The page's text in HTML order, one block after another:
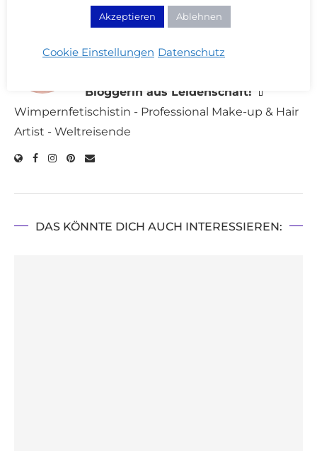
Bloggerin aus Leidenschaft! 💄
Wimpernfetischistin - Professional Make-up & Hair
Artist - Weltreisende
DAS KÖNNTE DICH AUCH INTERESSIEREN:
Akzeptieren Ablehnen
Cookie Einstellungen Datenschutz